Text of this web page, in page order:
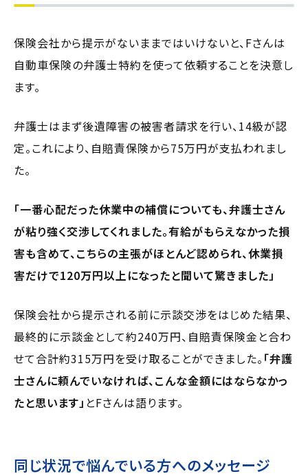
保険会社から提示がないままではいけないと、Fさんは
自動車保険の弁護士特約を使って依頼することを決意し
ます。
弁護士はまず後遺障害の被害者請求を行い、14級が認
定。これにより、自賠責保険から75万円が支払われまし
た。
「一番心配だった休業中の補償についても、弁護士さん
が粘り強く交渉してくれました。有給がもらえなかった損
害も含めて、こちらの主張がほとんど認められ、休業損
害だけで120万円以上になったと聞いて驚きました」
保険会社から提示される前に示談交渉をはじめた結果、
最終的に示談金として約240万円、自賠責保険金と合わ
せて合計約315万円を受け取ることができました。 「弁護
士さんに頼んでいなければ、こんな金額にはならなかっ
たと思います」 とFさんは語ります。
同じ状況で悩んでいる方へのメッセージ